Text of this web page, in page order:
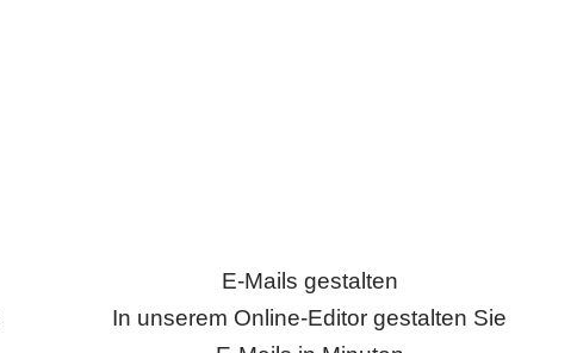
E-Mails gestalten
In unserem Online-Editor gestalten Sie